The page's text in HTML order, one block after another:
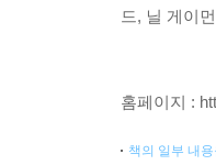
드, 닐 게이
홈페이지 :
책의 일부 내